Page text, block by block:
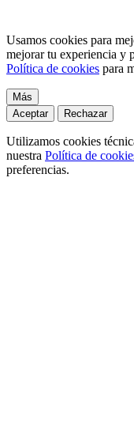
Usamos cookies para
mejorar tu experiencia y
Política de cookies para
Más
Aceptar
Rechazar
Utilizamos cookies
nuestra Política de
preferencias.